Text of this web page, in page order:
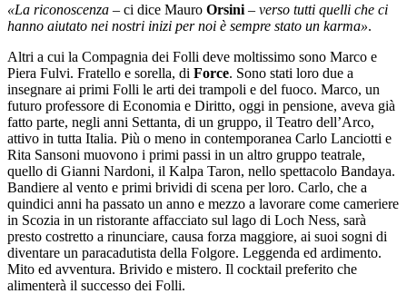
«La riconoscenza – ci dice Mauro Orsini – verso tutti quelli che ci
hanno aiutato nei nostri inizi per noi è sempre stato un karma».
Altri a cui la Compagnia dei Folli deve moltissimo sono Marco e
Piera Fulvi. Fratello e sorella, di Force. Sono stati loro due a
insegnare ai primi Folli le arti dei trampoli e del fuoco. Marco, un
futuro professore di Economia e Diritto, oggi in pensione, aveva già
fatto parte, negli anni Settanta, di un gruppo, il Teatro dell’Arco,
attivo in tutta Italia. Più o meno in contemporanea Carlo Lanciotti e
Rita Sansoni muovono i primi passi in un altro gruppo teatrale,
quello di Gianni Nardoni, il Kalpa Taron, nello spettacolo Bandaya.
Bandiere al vento e primi brividi di scena per loro. Carlo, che a
quindici anni ha passato un anno e mezzo a lavorare come cameriere
in Scozia in un ristorante affacciato sul lago di Loch Ness, sarà
presto costretto a rinunciare, causa forza maggiore, ai suoi sogni di
diventare un paracadutista della Folgore. Leggenda ed ardimento.
Mito ed avventura. Brivido e mistero. Il cocktail preferito che
alimenterà il successo dei Folli.